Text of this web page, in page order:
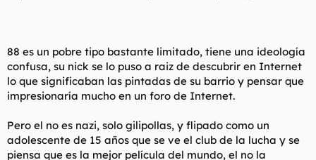
88 es un pobre tipo bastante limitado, tiene una ideología
confusa, su nick se lo puso a raiz de descubrir en Internet
lo que significaban las pintadas de su barrio y pensar que
impresionaría mucho en un foro de Internet.
Pero el no es nazi, solo gilipollas, y flipado como un
adolescente de 15 años que se ve el club de la lucha y se
piensa que es la mejor película del mundo, el no la